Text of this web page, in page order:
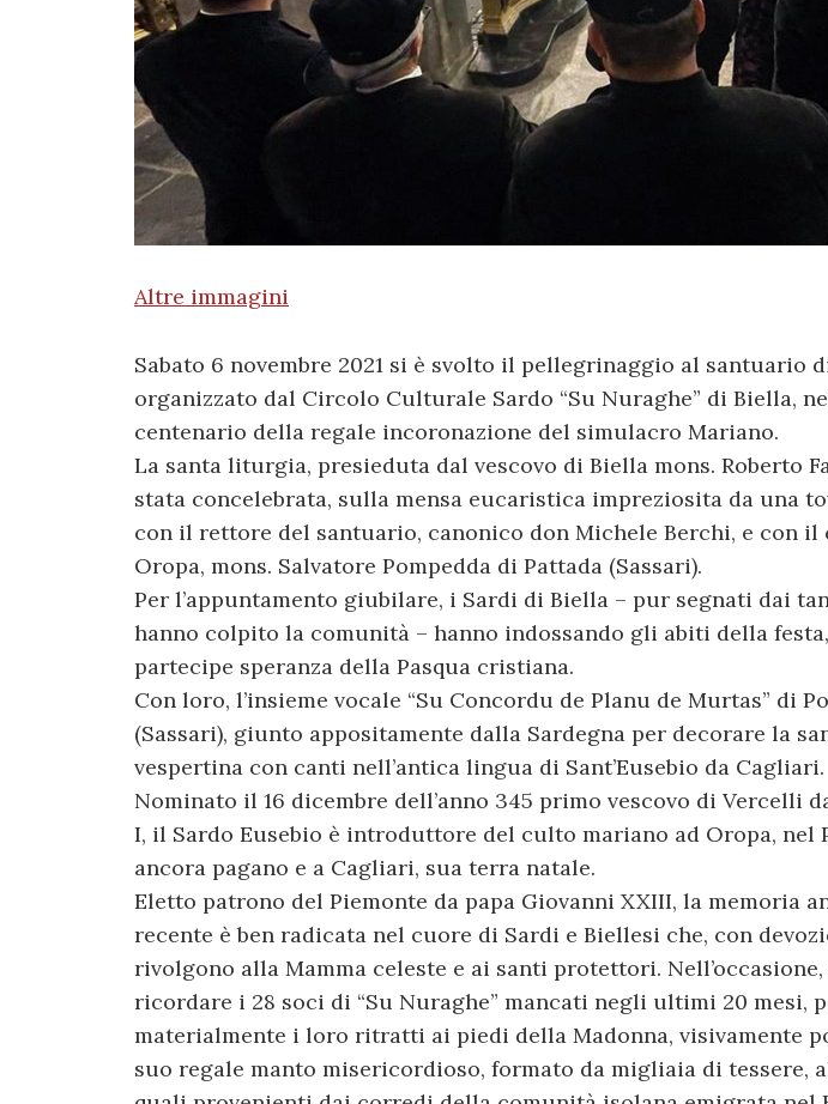
Altre immagini
Sabato 6 novembre 2021 si è svolto il pellegrinaggio al santuario
organizzato dal Circolo Culturale Sardo “Su Nuraghe” di Biella,
centenario della regale incoronazione del simulacro Mariano.
La santa liturgia, presieduta dal vescovo di Biella mons. Roberto
stata concelebrata, sulla mensa eucaristica impreziosita da una
con il rettore del santuario, canonico don Michele Berchi, e con il
Oropa, mons. Salvatore Pompedda di Pattada (Sassari).
Per l’appuntamento giubilare, i Sardi di Biella – pur segnati dai
hanno colpito la comunità – hanno indossando gli abiti della
partecipe speranza della Pasqua cristiana.
Con loro, l’insieme vocale “Su Concordu de Planu de Murtas” di
(Sassari), giunto appositamente dalla Sardegna per decorare la
vespertina con canti nell’antica lingua di Sant’Eusebio da Cagliari.
Nominato il 16 dicembre dell’anno 345 primo vescovo di Vercelli
I, il Sardo Eusebio è introduttore del culto mariano ad Oropa, nel
ancora pagano e a Cagliari, sua terra natale.
Eletto patrono del Piemonte da papa Giovanni XXIII, la memoria
recente è ben radicata nel cuore di Sardi e Biellesi che, con
rivolgono alla Mamma celeste e ai santi protettori.
ricordare i 28 soci di “Su Nuraghe” mancati negli ultimi 20 mesi,
materialmente i loro ritratti ai piedi della Madonna, visivamente
suo regale manto misericordioso, formato da migliaia di tessere,